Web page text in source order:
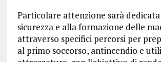
Particolare attenzione sarà
sicurezza e alla formazione delle
attraverso specifici percorsi per
al primo soccorso, antincendio e